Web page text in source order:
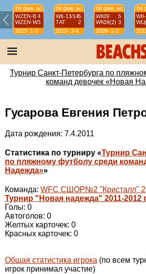
04 фев, вс
WZEN-B 4
WZEN-W3
2013-
14
1-2
04 фев, вс
WК-13/145
ТАТ
2
2013-
14
3-4
04 фев, вс
WК09
5
WК09(2) 3
2009-
10
1-2
04
12
Турнир Санкт-Петербурга по
команд девочек «Новая
Гусарова Евгения
Дата рождения: 7.4.2011
Статистика по турниру «Турнир
по пляжному футболу среди
Надежда»»
Команда: WFC СШОР№2 "Кристалл"
Турнир "Новая надежда" 2011-2012
Голы: 0
Автоголов: 0
Желтых карточек: 0
Красных карточек: 0
Общая статистика игрока (по всем
игрок принимал участие)